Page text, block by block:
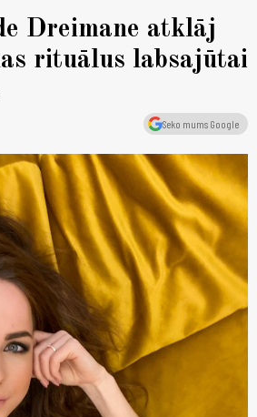
Dreimane atklāj
rituālus labsajūtai
Seko mums Google